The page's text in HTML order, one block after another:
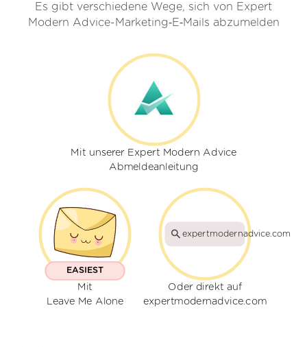
Es gibt verschiedene Wege, sich von Expert
Modern Advice-Marketing‑E‑Mails abzumelden
Mit unserer Expert Modern Advice
Abmeldeanleitung
EASIEST
Mit
Leave Me Alone
expertmodernadvice.com
Oder direkt auf
expertmodernadvice.com